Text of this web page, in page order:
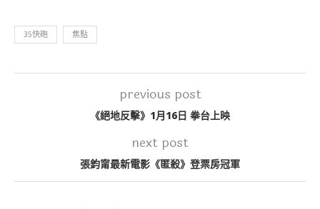
35快砲 焦點
previous post
《絕地反擊》1月16日 拳台上映
next post
張鈞甯最新電影《匿殺》登票房冠軍